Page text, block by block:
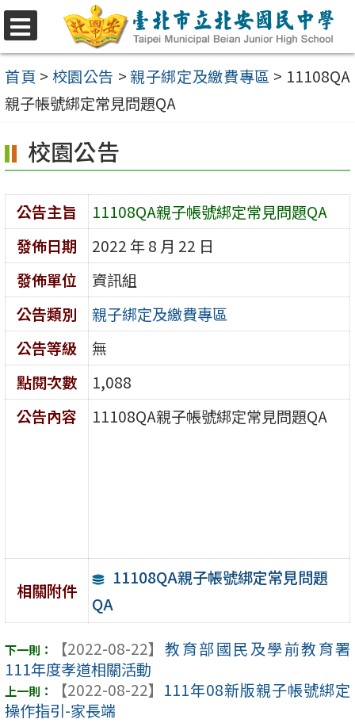
選
單
跳
至
主
要
容
區
首頁 > 校園公告 >親子綁定及繳費專區 > 11108QA
親子帳號綁定常見問題QA
校園公告
公告主旨
11108QA親子帳號綁定常見問題QA
發佈日期
2022 年 8 月 22 日
發佈單位
資訊組
公告類別
親子綁定及繳費專區
公告等級
無
點閱次數
1,088
公告內容
11108QA親子帳號綁定常見問題QA
相關附件
11108QA親子帳號綁定常見問題
QA
【2022-08-22】 教育部國民及學前教育署
111年度孝道相關活動
【2022-08-22】 111年08新版親子帳號綁定
操作指引-家長端